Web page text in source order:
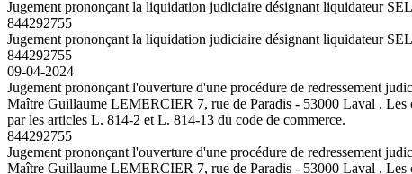
Jugement prononçant la liquidation judiciaire désignant liquidateur
844292755
Jugement prononçant la liquidation judiciaire désignant liquidateur
844292755
09-04-2024
Jugement prononçant l'ouverture d'une procédure de redressement
Maître Guillaume LEMERCIER 7, rue de Paradis - 53000 Laval . Les
par les articles L. 814-2 et L. 814-13 du code de commerce.
844292755
Jugement prononçant l'ouverture d'une procédure de redressement
Maître Guillaume LEMERCIER 7, rue de Paradis - 53000 Laval . Les